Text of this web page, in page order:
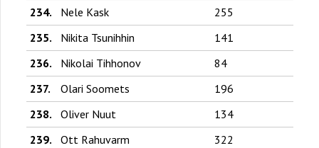
234.
Nele Kask
255
235.
Nikita Tsunihhin
141
236.
Nikolai Tihhonov
84
237.
Olari Soomets
196
238.
Oliver Nuut
134
239.
Ott Rahuvarm
322